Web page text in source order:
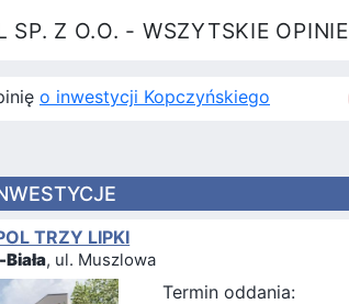
SP. Z O.O. - WSZYTSKIE OPINIE
o inwestycji Kopczyńskiego
TRZY LIPKI
, ul. Muszlowa
Termin oddania: